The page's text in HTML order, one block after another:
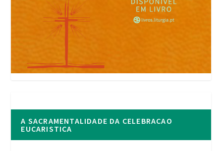
A SACRAMENTALIDADE DA CELEBRACAO
EUCARISTICA